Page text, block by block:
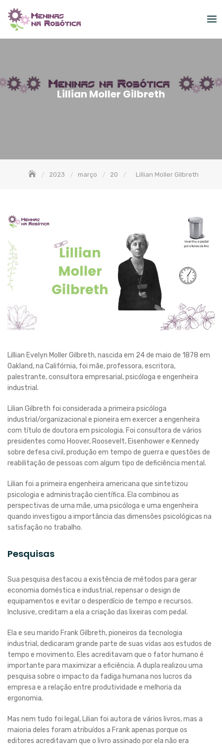
content
Lillian Moller Gilbreth
2023 março 20 Lillian Moller Gilbreth
Lillian Evelyn Moller Gilbreth, nascida em 24 de maio de 1878 em
Oakland, na Califórnia, foi mãe, professora, escritora,
palestrante, consultora empresarial, psicóloga e engenheira
industrial.
Lilian Gilbreth foi considerada a primeira psicóloga
industrial/organizacional e pioneira em exercer a engenheira
com título de doutora em psicologia. Foi consultora de vários
presidentes como Hoover, Roosevelt, Eisenhower e Kennedy
sobre defesa civil, produção em tempo de guerra e questões de
reabilitação de pessoas com algum tipo de deficiência mental.
Lilian foi a primeira engenheira americana que sintetizou
psicologia e administração científica. Ela combinou as
perspectivas de uma mãe, uma psicóloga e uma engenheira
quando investigou a importância das dimensões psicológicas na
satisfação no trabalho.
Pesquisas
Sua pesquisa destacou a existência de métodos para gerar
economia doméstica e industrial, repensar o design de
equipamentos e evitar o desperdício de tempo e recursos.
Inclusive, creditam a ela a criação das lixeiras com pedal.
Ela e seu marido Frank Gilbreth, pioneiros da tecnologia
industrial, dedicaram grande parte de suas vidas aos estudos de
tempo e movimento. Eles acreditavam que o fator humano é
importante para maximizar a eficiência. A dupla realizou uma
pesquisa sobre o impacto da fadiga humana nos lucros da
empresa e a relação entre produtividade e melhoria da
ergonomia.
Mas nem tudo foi legal, Lilian foi autora de vários livros, mas a
maioria deles foram atribuídos a Frank apenas porque os
editores acreditavam que o livro assinado por ela não era